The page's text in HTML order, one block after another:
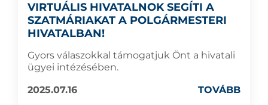
VIRTUÁLIS HIVATALNOK SEGÍTI A
SZATMÁRIAKAT A POLGÁRMESTERI
HIVATALBAN!
Gyors válaszokkal támogatjuk Önt a hivatali
ügyei intézésében.
2025.07.16
TOVÁBB